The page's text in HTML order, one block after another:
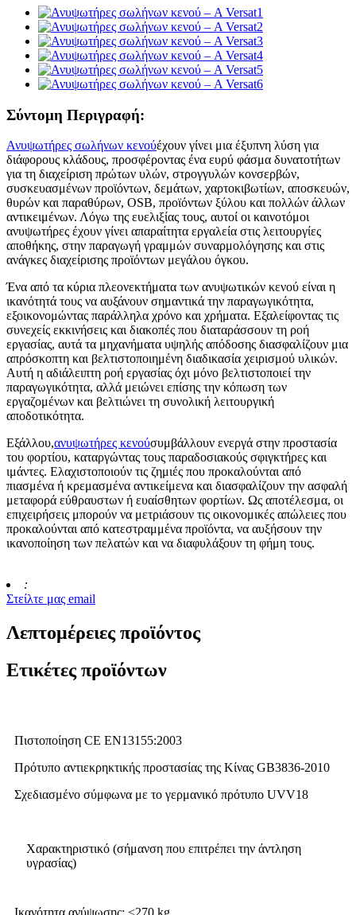
Σύντομη Περιγραφή:
Ανυψωτήρες σωλήνων κενούέχουν γίνει μια έξυπνη λύση για
διάφορους κλάδους, προσφέροντας ένα ευρύ φάσμα δυνατοτήτων
για τη διαχείριση πρώτων υλών, στρογγυλών κονσερβών,
συσκευασμένων προϊόντων, δεμάτων, χαρτοκιβωτίων, αποσκευών,
θυρών και παραθύρων, OSB, προϊόντων ξύλου και πολλών άλλων
αντικειμένων. Λόγω της ευελιξίας τους, αυτοί οι καινοτόμοι
ανυψωτήρες έχουν γίνει απαραίτητα εργαλεία στις λειτουργίες
αποθήκης, στην παραγωγή γραμμών συναρμολόγησης και στις
ανάγκες διαχείρισης προϊόντων μεγάλου όγκου.
Ένα από τα κύρια πλεονεκτήματα των ανυψωτικών κενού είναι η
ικανότητά τους να αυξάνουν σημαντικά την παραγωγικότητα,
εξοικονομώντας παράλληλα χρόνο και χρήματα. Εξαλείφοντας τις
συνεχείς εκκινήσεις και διακοπές που διαταράσσουν τη ροή
εργασίας, αυτά τα μηχανήματα υψηλής απόδοσης διασφαλίζουν μια
απρόσκοπτη και βελτιστοποιημένη διαδικασία χειρισμού υλικών.
Αυτή η αδιάλειπτη ροή εργασίας όχι μόνο βελτιστοποιεί την
παραγωγικότητα, αλλά μειώνει επίσης την κόπωση των
εργαζομένων και βελτιώνει τη συνολική λειτουργική
αποδοτικότητα.
Εξάλλου,ανυψωτήρες κενούσυμβάλλουν ενεργά στην προστασία
του φορτίου, καταργώντας τους παραδοσιακούς σφιγκτήρες και
ιμάντες. Ελαχιστοποιούν τις ζημιές που προκαλούνται από
πιασμένα ή κρεμασμένα αντικείμενα και διασφαλίζουν την ασφαλή
μεταφορά εύθραυστων ή ευαίσθητων φορτίων. Ως αποτέλεσμα, οι
επιχειρήσεις μπορούν να μετριάσουν τις οικονομικές απώλειες που
προκαλούνται από κατεστραμμένα προϊόντα, να αυξήσουν την
ικανοποίηση των πελατών και να διαφυλάξουν τη φήμη τους.
:
Στείλτε μας email
Λεπτομέρειες προϊόντος
Ετικέτες προϊόντων
Πιστοποίηση CE EN13155:2003
Πρότυπο αντιεκρηκτικής προστασίας της Κίνας GB3836-2010
Σχεδιασμένο σύμφωνα με το γερμανικό πρότυπο UVV18
Χαρακτηριστικό (σήμανση που επιτρέπει την άντληση
υγρασίας)
Ικανότητα ανύψωσης: <270 kg